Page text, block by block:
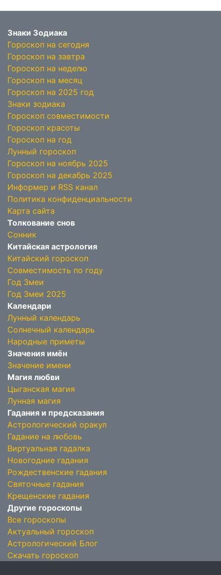
Знаки Зодиака
Гороскоп на сегодня
Гороскоп на завтра
Гороскоп на неделю
Гороскоп на месяц
Гороскоп на 2025 год
Знаки зодиака
Гороскоп совместимости
Гороскоп красоты
Гороскоп на год
Лунный гороскоп
Гороскоп на ноябрь 2025
Гороскоп на декабрь 2025
Информер и RSS канал
Политика конфиденциальности
Карта сайта
Толкование снов
Сонник
Китайская астрология
Китайский гороскоп
Совместимость по году
Год Змеи
Год Змеи 2025
Календари
Лунный календарь
Солнечный календарь
Народные приметы
Значения имён
Значение имени
Магия любви
Цыганская магия
Лунная магия
Гадания и предсказания
Астрологический оракул
Гадание на любовь
Виртуальная гадалка
Новогодние гадания
Рождественские гадания
Святочные гадания
Крещенские гадания
Другие гороскопы
Все гороскопы
Актуальный гороскоп
Астрологический Блог
Скачать гороскоп